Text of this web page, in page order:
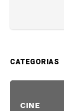
CATEGORIAS
CINE